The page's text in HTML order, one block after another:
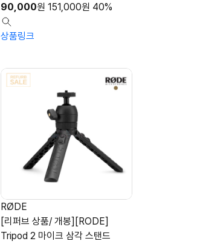
90,000원 151,000원 40%
상품링크
RØDE
[리퍼브 상품/ 개봉][RODE]
Tripod 2 마이크 삼각 스탠드